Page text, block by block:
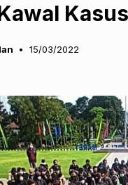
15/03/2022